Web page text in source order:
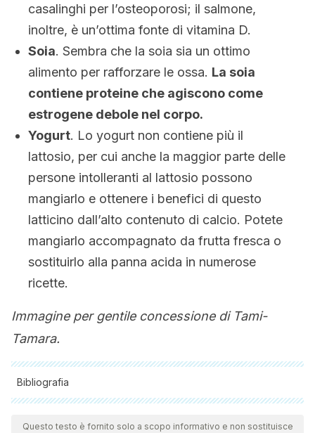
casalinghi per l’osteoporosi; il salmone,
inoltre, è un’ottima fonte di vitamina D.
Soia. Sembra che la soia sia un ottimo
alimento per rafforzare le ossa. La soia
contiene proteine che agiscono come
estrogene debole nel corpo.
Yogurt. Lo yogurt non contiene più il
lattosio, per cui anche la maggior parte delle
persone intolleranti al lattosio possono
mangiarlo e ottenere i benefici di questo
latticino dall’alto contenuto di calcio. Potete
mangiarlo accompagnato da frutta fresca o
sostituirlo alla panna acida in numerose
ricette.
Immagine per gentile concessione di Tami-
Tamara.
Bibliografia
Tutte le fonti citate sono state esaminate a fondo dal nostro
team per garantirne la qualità, l'affidabilità, l'attualità e la
Questo testo è fornito solo a scopo informativo e non sostituisce